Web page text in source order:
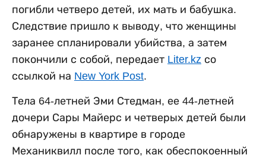
погибли четверо детей, их мать и бабушка.
Следствие пришло к выводу, что женщины
заранее спланировали убийства, а затем
покончили с собой, передает Liter.kz со
ссылкой на New York Post.
Тела 64-летней Эми Стедман, ее 44-летней
дочери Сары Майерс и четверых детей были
обнаружены в квартире в городе
Механиквилл после того, как обеспокоенный